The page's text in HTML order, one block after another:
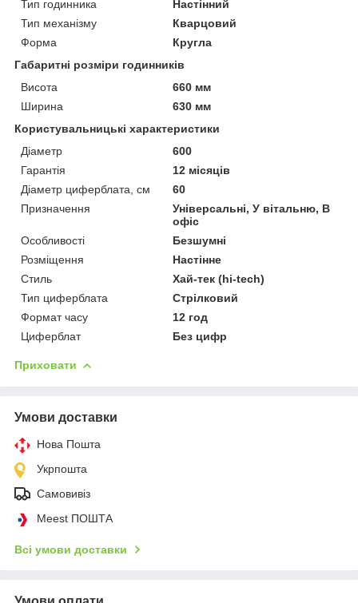
Тип годинника
Настінний
Тип механізму
Кварцовий
Форма
Кругла
Габаритні розміри годинників
Висота
660 мм
Ширина
630 мм
Користувальницькі характеристики
Діаметр
600
Гарантія
12 місяців
Діаметр циферблата, см
60
Призначення
Універсальні, У вітальню, В
офіс
Особливості
Безшумні
Розміщення
Настінне
Стиль
Хай-тек (hi-tech)
Тип циферблата
Стрілковий
Формат часу
12 год
Циферблат
Без цифр
Приховати
Умови доставки
Нова Пошта
Укрпошта
Самовивіз
Meest ПОШТА
Всі умови доставки